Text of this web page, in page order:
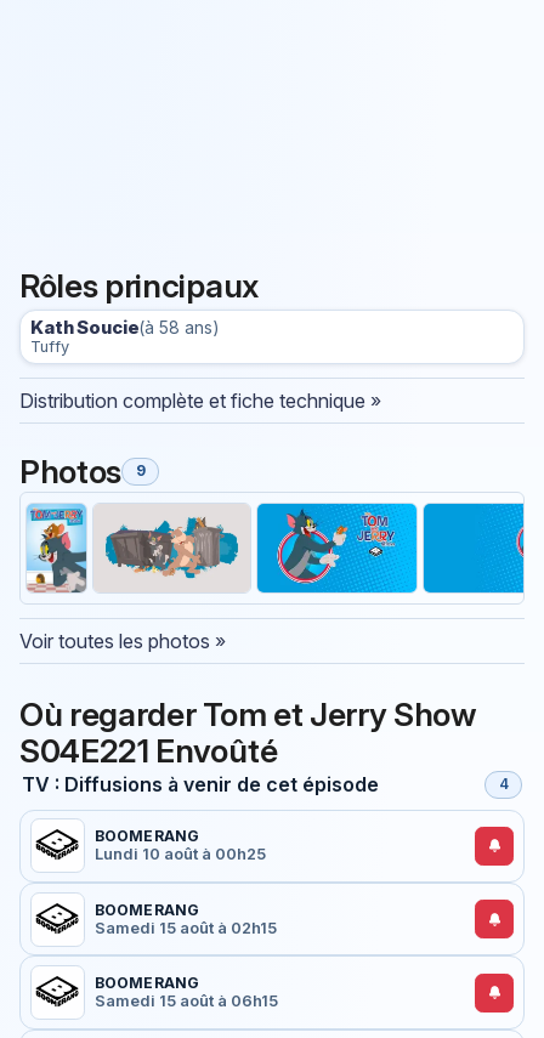
Rôles principaux
Kath Soucie(à 58 ans)
Tuffy
Distribution complète et fiche technique »
Photos 9
Voir toutes les photos »
Où regarder Tom et Jerry Show
S04E221 Envoûté
TV : Diffusions à venir de cet épisode 4
BOOMERANG
Lundi 10 août à 00h25
BOOMERANG
Samedi 15 août à 02h15
BOOMERANG
Samedi 15 août à 06h15